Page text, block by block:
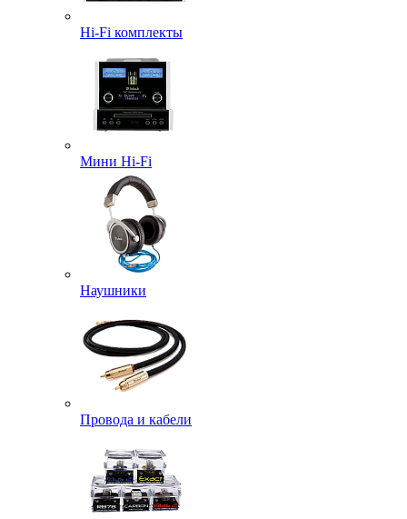
Hi-Fi комплекты
Мини Hi-Fi
Наушники
Провода и кабели